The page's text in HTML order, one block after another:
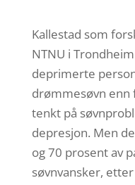
Kallestad som
NTNU i
deprimerte
drømmesøvn enn
tenkt på
depresjon. Men
og 70 prosent av
søvnvansker,